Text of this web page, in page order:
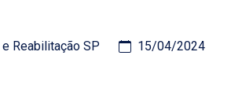
Reabilitação SP 15/04/2024